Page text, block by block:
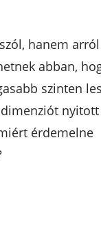
hanem arról
abban,
szinten
dimenziót
érdemelne